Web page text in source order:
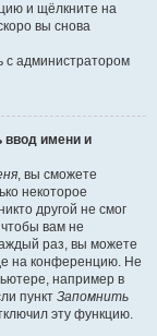
и щёлкните на
вы снова
с администратором
ввод имени и
, вы сможете
некоторое
другой не смог
вам не
раз, вы можете
на конференцию. Не
например в
пункт Запомнить
эту функцию.